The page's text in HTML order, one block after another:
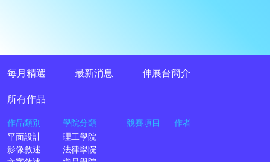
每月精選
所有作品
作品類別
平面設計
影像敘述
學院分類
理工學院
法律學院
競賽項目 作者
最新消息 伸展台簡介